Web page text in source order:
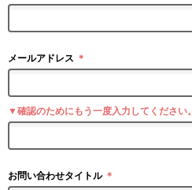
メールアドレス ＊
▼確認のためにもう一度入力してください。
お問い合わせタイトル ＊